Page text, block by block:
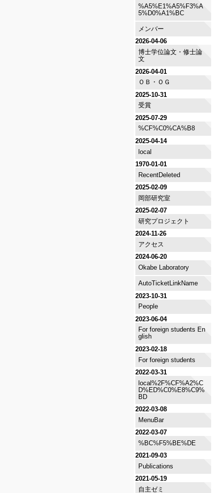
%A5%E1%A5%F3%A
5%D0%A1%BC
メンバー
2026-04-06
博士学位論文・修士論
文
2026-04-01
ＯＢ・ＯＧ
2025-10-31
受賞
2025-07-29
%CF%C0%CA%B8
2025-04-14
local
1970-01-01
RecentDeleted
2025-02-09
岡部研究室
2025-02-07
研究プロジェクト
2024-11-26
アクセス
2024-06-20
Okabe Laboratory
AutoTicketLinkName
2023-10-31
People
2023-06-04
For foreign students En
glish
2023-02-18
For foreign students
2022-03-31
local%2F%CF%A2%C
D%ED%C0%E8%C9%
BD
2022-03-08
MenuBar
2022-03-07
%BC%F5%BE%DE
2021-09-03
Publications
2021-05-19
自主ゼミ